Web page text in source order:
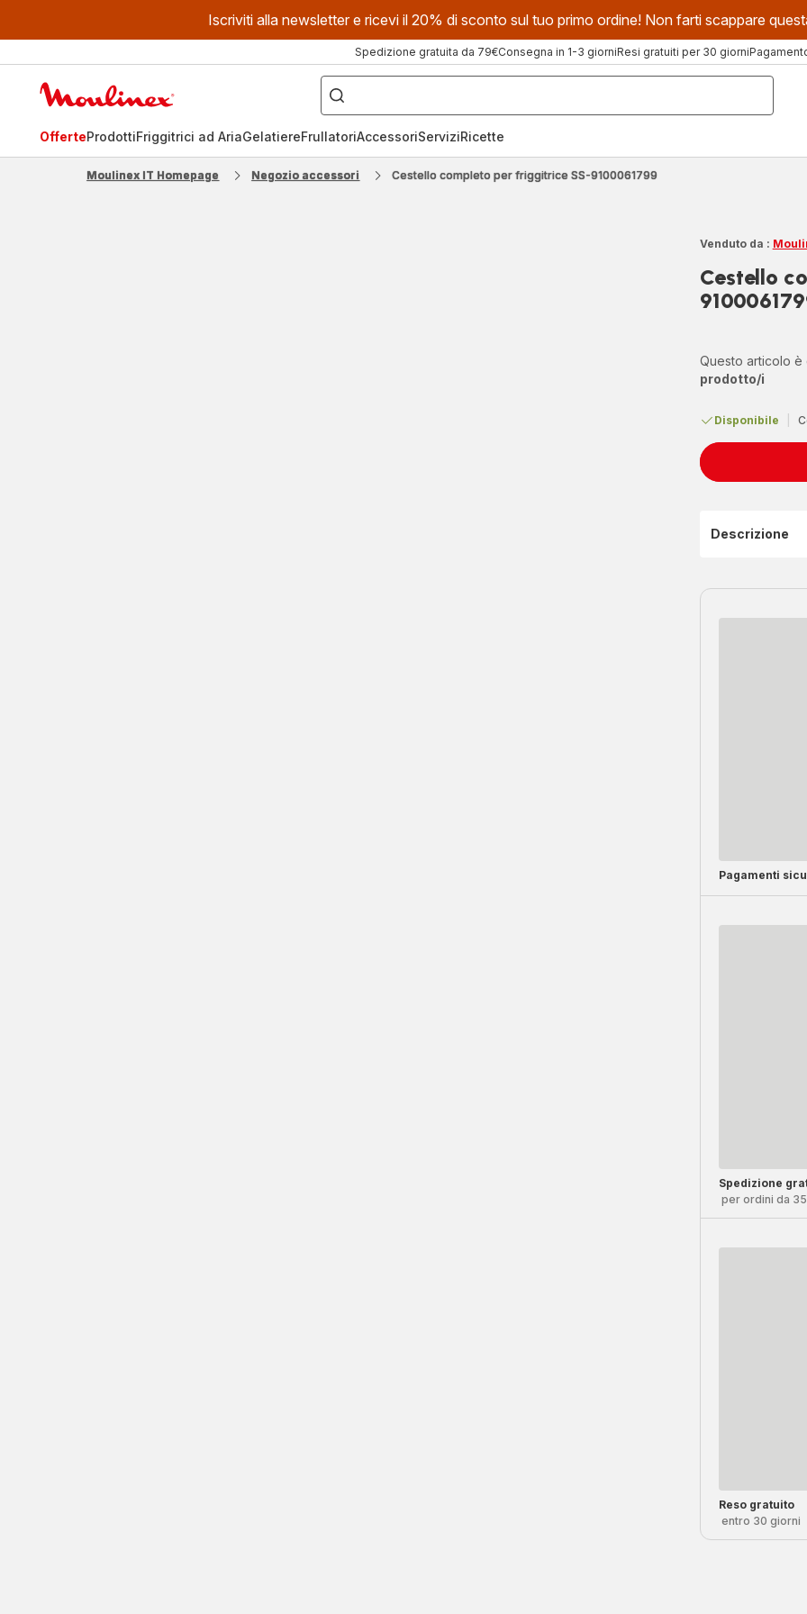
Iscriviti alla newsletter e ricevi il 20% di sconto sul tuo primo ordine! Non farti scappare
Spedizione gratuita da 79€Consegna in 1-3 giorniResi gratuiti per 30 giorni
Cosa
stai
cercando?
OfferteProdottiFriggitrici ad AriaGelatiereFrullatoriAccessoriServiziRicette
Moulinex IT Homepage Negozio accessori Cestello completo per friggitrice SS-9100061799
Venduto da :
Cestello
Questo articolo è
prodotto/i
Disponibile
Descrizione
Pagamenti
Spedizione
per ordini da
Reso gratuito
entro 30 giorni